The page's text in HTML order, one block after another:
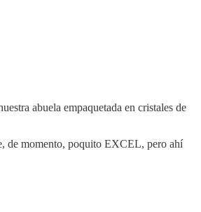
abuela empaquetada en cristales de
de momento, poquito EXCEL, pero ahí